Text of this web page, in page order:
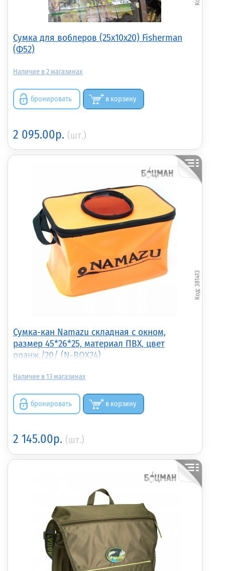
Сумка для воблеров (25х10х20) Fisherman
(Ф52)
2
бронировать в корзину
2 095.00р. (шт.)
Сумка-кан Namazu складная с окном,
размер 45*26*25, материал ПВХ, цвет
оранж./20/ (N-BOX24)
381413
13
бронировать в корзину
2 145.00р. (шт.)